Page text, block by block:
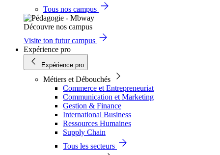
Tous nos campus
Découvre nos campus
Visite ton futur campus
Expérience pro
Expérience pro
Métiers et Débouchés
Commerce et Entrepreneuriat
Communication et Marketing
Gestion & Finance
International Business
Ressources Humaines
Supply Chain
Tous les secteurs